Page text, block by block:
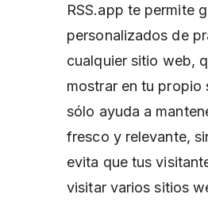
RSS.app te permite
personalizados de
cualquier sitio web,
mostrar en tu propio
sólo ayuda a
fresco y relevante,
evita que tus
visitar varios sitios